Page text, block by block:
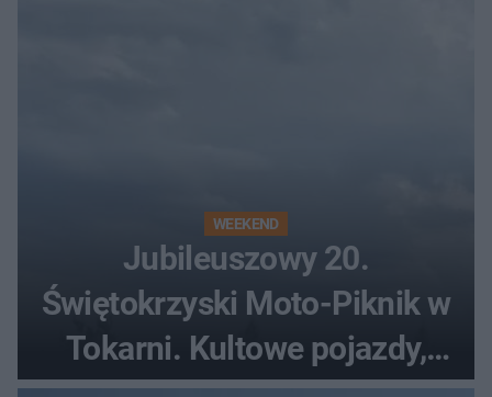
WEEKEND
Jubileuszowy 20.
Świętokrzyski Moto-Piknik w
Tokarni. Kultowe pojazdy,